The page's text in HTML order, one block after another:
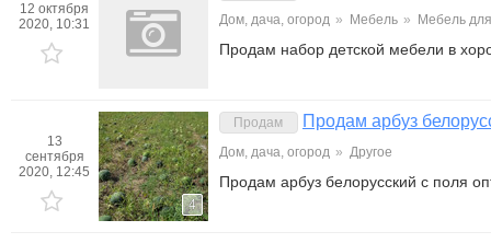
12 октября
2020, 10:31
Дом, дача, огород » Мебель » Мебель
Продам набор детской мебели в
13
сентября
2020, 12:45
4
Продам Продам арбуз
Дом, дача, огород » Другое
Продам арбуз белорусский с поля